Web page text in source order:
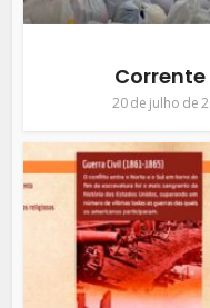
20 de julho de